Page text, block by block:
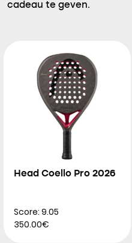
cadeau te geven.
Head Coello Pro 2026
Score: 9.05
350.00€